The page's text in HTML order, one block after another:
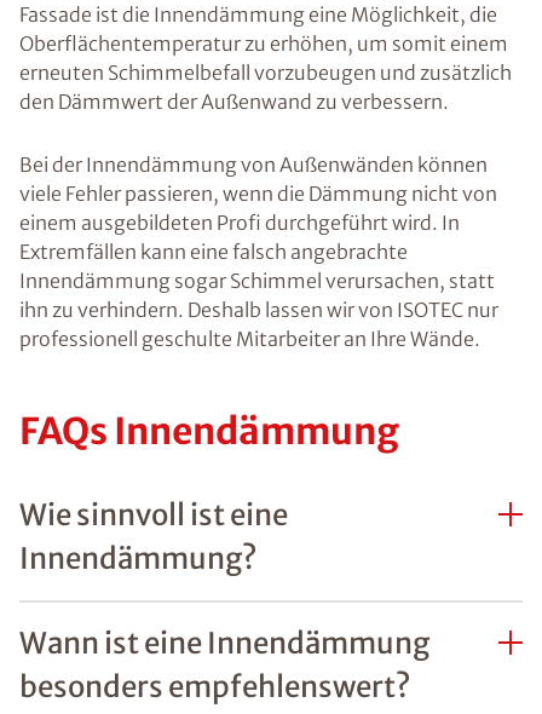
Fassade ist die Innendämmung eine Möglichkeit, die
Oberflächentemperatur zu erhöhen, um somit einem
erneuten Schimmelbefall vorzubeugen und zusätzlich
den Dämmwert der Außenwand zu verbessern.
Bei der Innendämmung von Außenwänden können
viele Fehler passieren, wenn die Dämmung nicht von
einem ausgebildeten Profi durchgeführt wird. In
Extremfällen kann eine falsch angebrachte
Innendämmung sogar Schimmel verursachen, statt
ihn zu verhindern. Deshalb lassen wir von ISOTEC nur
professionell geschulte Mitarbeiter an Ihre Wände.
FAQs Innendämmung
Wie sinnvoll ist eine
Innendämmung?
Wann ist eine Innendämmung
besonders empfehlenswert?